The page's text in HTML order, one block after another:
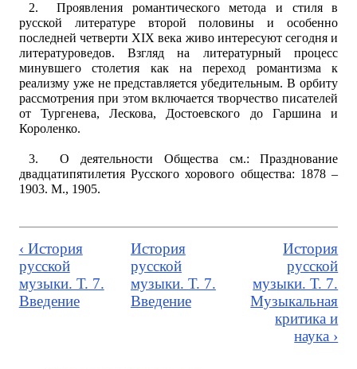
2. Проявления романтического метода и стиля в
русской литературе второй половины и особенно
последней четверти XIX века живо интересуют сегодня и
литературоведов. Взгляд на литературный процесс
минувшего столетия как на переход романтизма к
реализму уже не представляется убедительным. В орбиту
рассмотрения при этом включается творчество писателей
от Тургенева, Лескова, Достоевского до Гаршина и
Короленко.
3. О деятельности Общества см.: Празднование
двадцатипятилетия Русского хорового общества: 1878 –
1903. М., 1905.
‹ История
русской
музыки. Т. 7.
Введение
История
русской
музыки. Т. 7.
Введение
История
русской
музыки. Т. 7.
Музыкальная
критика и
наука ›